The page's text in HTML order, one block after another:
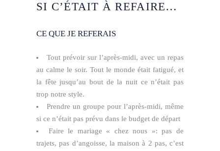
SI C’ÉTAIT À REFAIRE…
CE QUE JE REFERAIS
Tout prévoir sur l’après-midi, avec un repas
au calme le soir. Tout le monde était fatigué, et
la fête jusqu’au bout de la nuit ce n’était pas
trop notre style.
Prendre un groupe pour l’après-midi, même
si ce n’était pas prévu dans le budget de départ
Faire le mariage « chez nous »: pas de
trajets, pas d’angoisse, la maison à 2 pas, c’est